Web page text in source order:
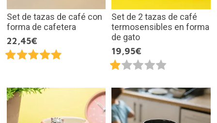
Set de tazas de café con
forma de cafetera
22,45€
Set de 2 tazas de café
termosensibles en forma
de gato
19,95€